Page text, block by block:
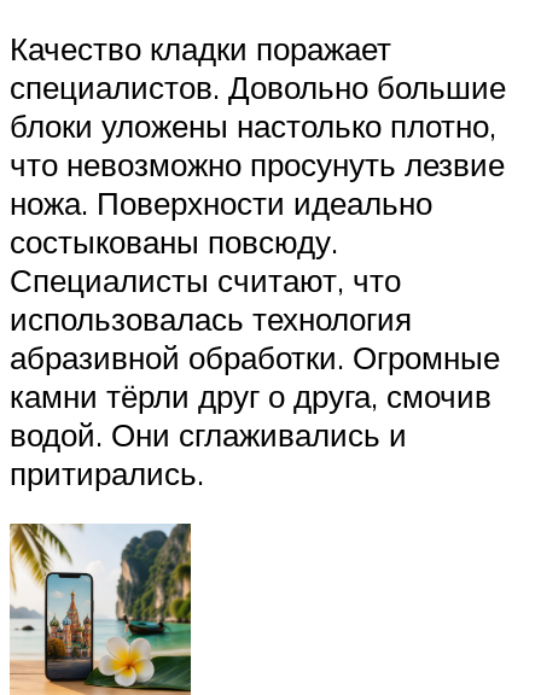
Качество кладки поражает
специалистов. Довольно большие
блоки уложены настолько плотно,
что невозможно просунуть лезвие
ножа. Поверхности идеально
состыкованы повсюду.
Специалисты считают, что
использовалась технология
абразивной обработки. Огромные
камни тёрли друг о друга, смочив
водой. Они сглаживались и
притирались.